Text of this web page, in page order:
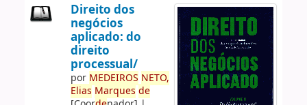
Direito dos
negócios
aplicado: do
direito
processual/
por MEDEIROS NETO,
Elias Marques de